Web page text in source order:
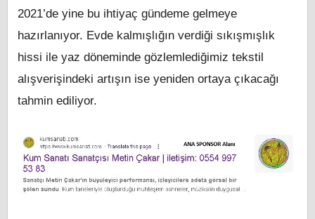
2021’de yine bu ihtiyaç gündeme gelmeye
hazırlanıyor. Evde kalmışlığın verdiği sıkışmışlık
hissi ile yaz döneminde gözlemlediğimiz tekstil
alışverişindeki artışın ise yeniden ortaya çıkacağı
tahmin ediliyor.